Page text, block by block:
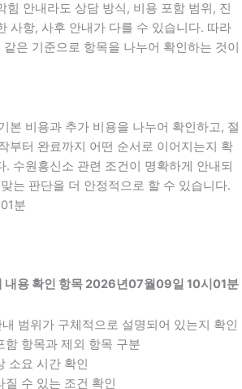
힘 안내라도 상담 방식, 비용 포함 범위, 진
사항, 사후 안내가 다를 수 있습니다. 따라
은 기준으로 항목을 나누어 확인하는 것이
본 비용과 추가 비용을 나누어 확인하고, 절
부터 완료까지 어떤 순서로 이어지는지 확
. 수원흥신소 관련 조건이 명확하게 안내되
는 판단을 더 안정적으로 할 수 있습니다.
분
내용 확인 항목 2026년07월09일 10시01분
범위가 구체적으로 설명되어 있는지 확인
함 항목과 제외 항목 구분
소요 시간 확인
질 수 있는 조건 확인